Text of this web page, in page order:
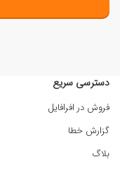
دسترسی سریع
فروش در افرافایل
گزارش خطا
بلاگ